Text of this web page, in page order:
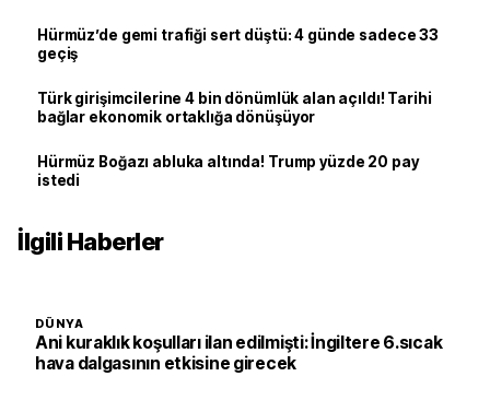
Hürmüz’de gemi trafiği sert düştü: 4 günde sadece 33
geçiş
Türk girişimcilerine 4 bin dönümlük alan açıldı! Tarihi
bağlar ekonomik ortaklığa dönüşüyor
Hürmüz Boğazı abluka altında! Trump yüzde 20 pay
istedi
İlgili Haberler
DÜNYA
Ani kuraklık koşulları ilan edilmişti: İngiltere 6.sıcak
hava dalgasının etkisine girecek